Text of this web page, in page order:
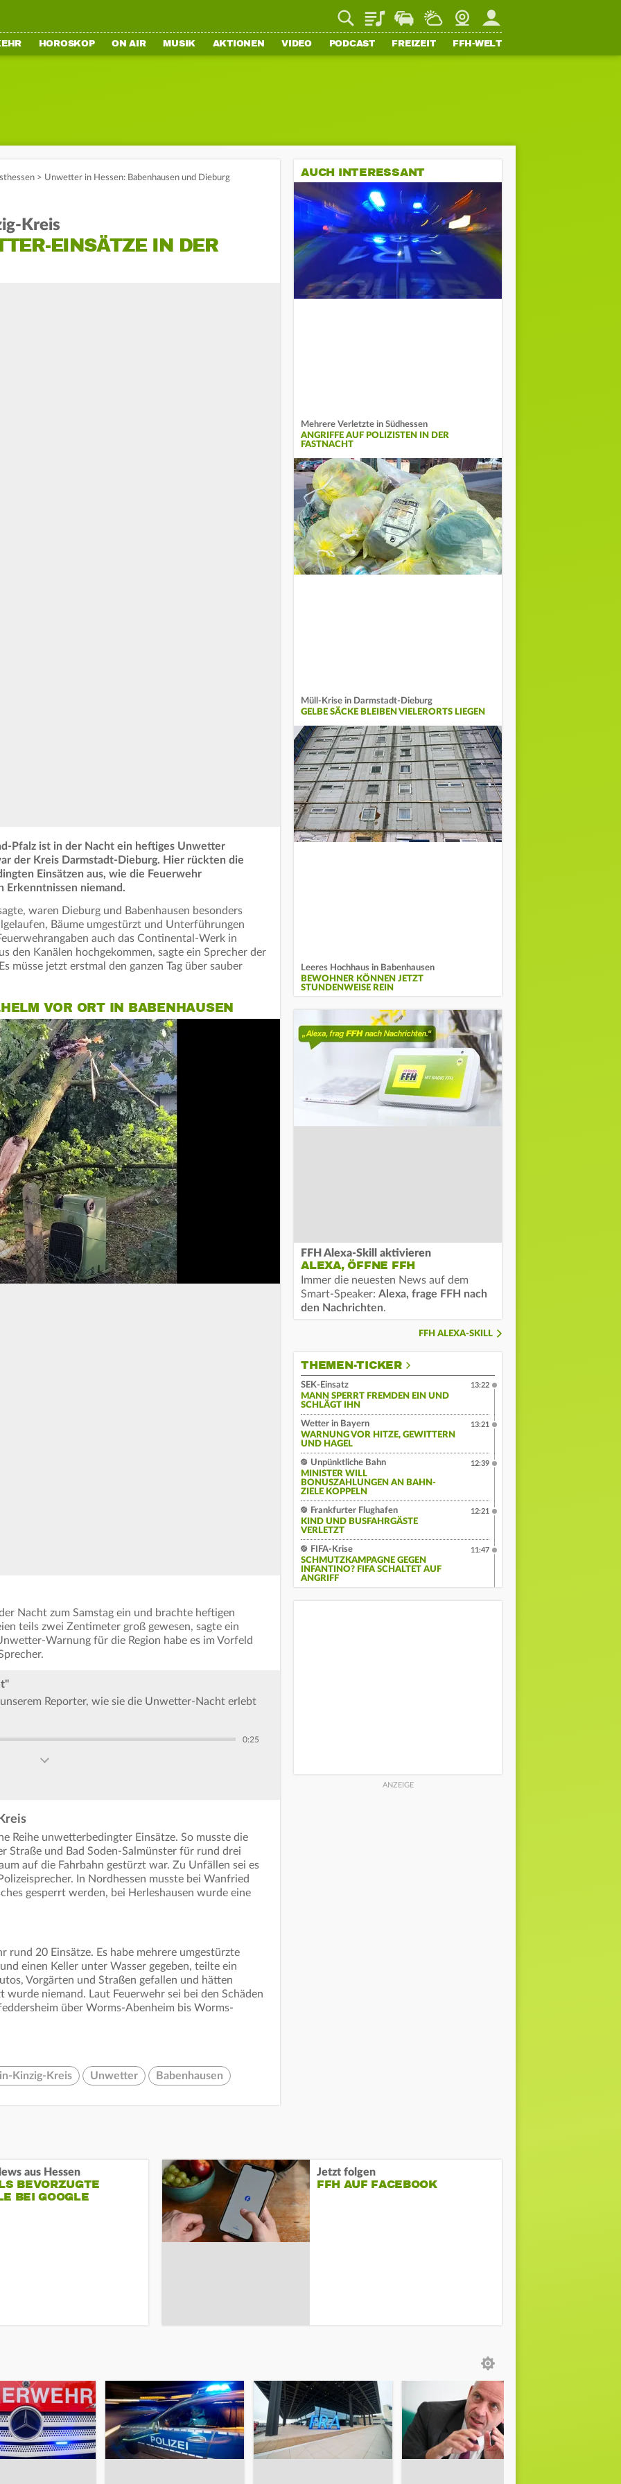
PlaylistStaupilotWetterWebcamMein FFH
HOROSKOP ON AIR MUSIK AKTIONEN VIDEO PODCAST FREIZEIT FFH-WELT
> Unwetter in Hessen: Babenhausen und Dieburg
Kreis
EINSÄTZE IN DER
Pfalz ist in der Nacht ein heftiges Unwetter
der Kreis Darmstadt-Dieburg. Hier rückten die
Einsätzen aus, wie die Feuerwehr
niemand.
waren Dieburg und Babenhausen besonders
Bäume umgestürzt und Unterführungen
auch das Continental-Werk in
den Kanälen hochgekommen, sagte ein Sprecher der
müsse jetzt erstmal den ganzen Tag über sauber
VOR ORT IN BABENHAUSEN
Nacht zum Samstag ein und brachte heftigen
teils zwei Zentimeter groß gewesen, sagte ein
Warnung für die Region habe es im Vorfeld
Reporter, wie sie die Unwetter-Nacht erlebt
0:25
Reihe unwetterbedingter Einsätze. So musste die
Straße und Bad Soden-Salmünster für rund drei
auf die Fahrbahn gestürzt war. Zu Unfällen sei es
In Nordhessen musste bei Wanfried
gesperrt werden, bei Herleshausen wurde eine
rund 20 Einsätze. Es habe mehrere umgestürzte
einen Keller unter Wasser gegeben, teilte ein
Vorgärten und Straßen gefallen und hätten
wurde niemand. Laut Feuerwehr sei bei den Schäden
über Worms-Abenheim bis Worms-
Kinzig-Kreis Unwetter Babenhausen
AUCH INTERESSANT
Mehrere Verletzte in Südhessen
ANGRIFFE AUF POLIZISTEN IN DER
FASTNACHT
Müll-Krise in Darmstadt-Dieburg
GELBE SÄCKE BLEIBEN VIELERORTS LIEGEN
Leeres Hochhaus in Babenhausen
BEWOHNER KÖNNEN JETZT
STUNDENWEISE REIN
FFH Alexa-Skill aktivieren
ALEXA, ÖFFNE FFH
Immer die neuesten News auf dem
Smart-Speaker: Alexa, frage FFH nach
den Nachrichten.
FFH ALEXA-SKILL
THEMEN-TICKER
SEK-Einsatz
MANN SPERRT FREMDEN EIN UND
SCHLÄGT IHN
13:22
Wetter in Bayern
WARNUNG VOR HITZE, GEWITTERN
UND HAGEL
13:21
Unpünktliche Bahn
MINISTER WILL
BONUSZAHLUNGEN AN BAHN-
ZIELE KOPPELN
12:39
Frankfurter Flughafen
KIND UND BUSFAHRGÄSTE
VERLETZT
12:21
FIFA-Krise
SCHMUTZKAMPAGNE GEGEN
INFANTINO? FIFA SCHALTET AUF
ANGRIFF
11:47
aus Hessen
BEVORZUGTE
BEI GOOGLE
Jetzt folgen
FFH AUF FACEBOOK